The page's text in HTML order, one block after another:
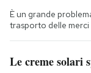
È un grande
trasporto delle
Le creme solari